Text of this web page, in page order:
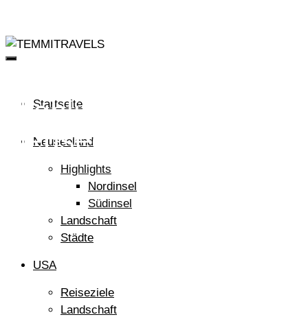
ZEIGE
DIR
WELTStartseite
Neuseeland
Highlights
Nordinsel
Südinsel
Landschaft
Städte
USA
Reiseziele
Landschaft
Highlights in
Neuseeland auf der
Südinsel